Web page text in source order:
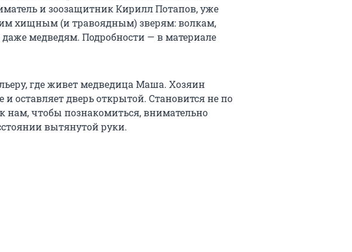
и зоозащитник Кирилл Потапов, уже
хищным (и травоядным) зверям: волкам,
медведям. Подробности — в материале
где живет медведица Маша. Хозяин
оставляет дверь открытой. Становится не по
к нам, чтобы познакомиться, внимательно
вытянутой руки.